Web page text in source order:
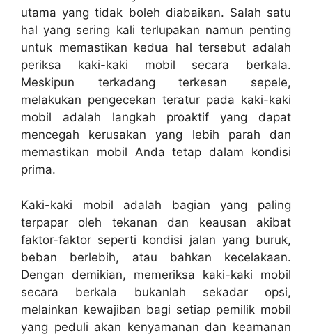
utama yang tidak boleh diabaikan. Salah satu
hal yang sering kali terlupakan namun penting
untuk memastikan kedua hal tersebut adalah
periksa kaki-kaki mobil secara berkala.
Meskipun terkadang terkesan sepele,
melakukan pengecekan teratur pada kaki-kaki
mobil adalah langkah proaktif yang dapat
mencegah kerusakan yang lebih parah dan
memastikan mobil Anda tetap dalam kondisi
prima.
Kaki-kaki mobil adalah bagian yang paling
terpapar oleh tekanan dan keausan akibat
faktor-faktor seperti kondisi jalan yang buruk,
beban berlebih, atau bahkan kecelakaan.
Dengan demikian, memeriksa kaki-kaki mobil
secara berkala bukanlah sekadar opsi,
melainkan kewajiban bagi setiap pemilik mobil
yang peduli akan kenyamanan dan keamanan